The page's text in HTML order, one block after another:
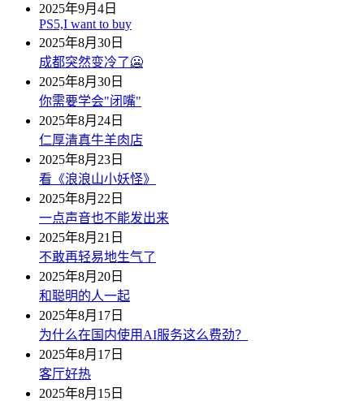
2025年9月4日
PS5,I want to buy
2025年8月30日
成都突然变冷了🥶
2025年8月30日
你需要学会"闭嘴"
2025年8月24日
仁厚清真牛羊肉店
2025年8月23日
看《浪浪山小妖怪》
2025年8月22日
一点声音也不能发出来
2025年8月21日
不敢再轻易地生气了
2025年8月20日
和聪明的人一起
2025年8月17日
为什么在国内使用AI服务这么费劲？
2025年8月17日
客厅好热
2025年8月15日